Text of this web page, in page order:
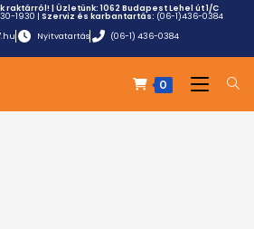
raktárról! | Üzletünk:1062 Budapest Lehel út 1/C
1930 | Szerviz és karbantartás: (06-1)436-0384
Nyitvatartás (06-1) 436-0384
0